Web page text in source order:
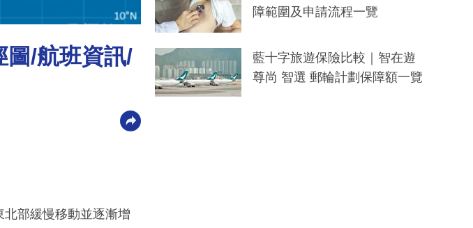
圖/航班資訊/
部緩慢移動並逐漸增
障範圍及申請流程一覽
藍十字旅遊保險比較｜智在遊
尊尚 智選 郵輪計劃保障額一覽